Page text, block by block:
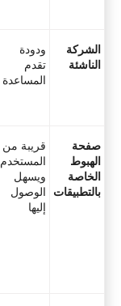
الشركة
الناشئة
ودودة
تقدم
المساعدة
صفحة
الهبوط
الخاصة
بالتطبيقات
قريبة من
المستخدم
ويسهل
الوصول
إليها